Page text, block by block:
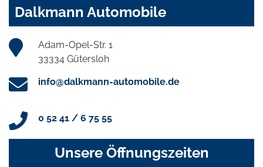
Dalkmann Automobile
Adam-Opel-Str. 1
33334 Gütersloh
info@dalkmann-automobile.de
0 52 41 / 6 75 55
Unsere Öffnungszeiten